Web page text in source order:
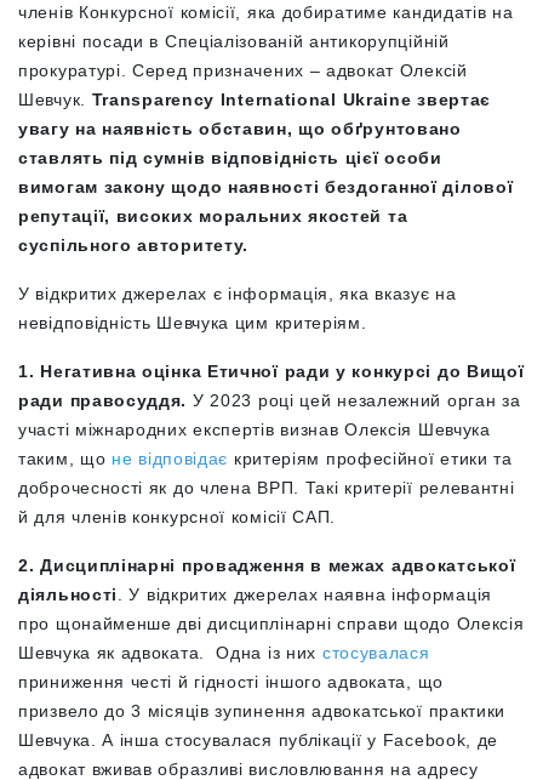
членів Конкурсної комісії, яка добиратиме кандидатів на
керівні посади в Спеціалізованій антикорупційній
прокуратурі. Серед призначених – адвокат Олексій
Шевчук. Transparency International Ukraine звертає
увагу на наявність обставин, що обґрунтовано
ставлять під сумнів відповідність цієї особи
вимогам закону щодо наявності бездоганної ділової
репутації, високих моральних якостей та
суспільного авторитету.
У відкритих джерелах є інформація, яка вказує на
невідповідність Шевчука цим критеріям.
1. Негативна оцінка Етичної ради у конкурсі до Вищої
ради правосуддя. У 2023 році цей незалежний орган за
участі міжнародних експертів визнав Олексія Шевчука
таким, що не відповідає критеріям професійної етики та
доброчесності як до члена ВРП. Такі критерії релевантні
й для членів конкурсної комісії САП.
2. Дисциплінарні провадження в межах адвокатської
діяльності
. У відкритих джерелах наявна інформація
про щонайменше дві дисциплінарні справи щодо Олексія
Шевчука як адвоката. Одна із них стосувалася
приниження честі й гідності іншого адвоката, що
призвело до 3 місяців зупинення адвокатської практики
Шевчука. А інша стосувалася публікації у Facebook, де
адвокат вживав образливі висловлювання на адресу